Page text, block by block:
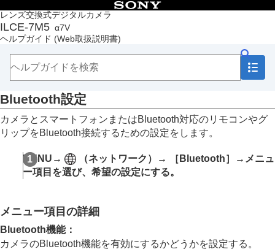
レンズ交換式デジタルカメラ
ILCE-7M5 α7V
ヘルプガイド (Web取扱説明書)
目次
トップページ
ヘルプガイドの使いかた
本体と付属品を確認する
本機の基本操作
準備/基本的な撮影
MENU一覧から機能を探す
撮影機能を活用する
再生する
カメラの設定を変更する
ネットワークの設定
Wi-Fi接続
アクセスポイント簡単登録
Bluetooth設定
カメラとスマートフォンまたはBluetooth対応のリモコンやグ
リップをBluetooth接続するための設定をします。
MENU → （ネットワーク ）→ ［Bluetooth］
→メニュ
ー項目を選び、希望の設定にする。
メニュー項目の詳細
Bluetooth機能：
カメラのBluetooth機能を有効にするかどうかを設定する。